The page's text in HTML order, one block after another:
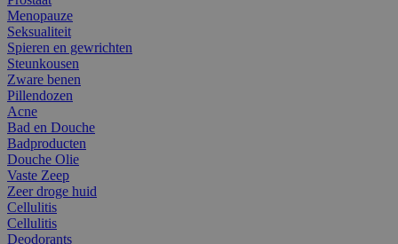
Menopauze
Seksualiteit
Spieren en gewrichten
Steunkousen
Zware benen
Pillendozen
Acne
Bad en Douche
Badproducten
Douche Olie
Vaste Zeep
Zeer droge huid
Cellulitis
Cellulitis
Deodorants